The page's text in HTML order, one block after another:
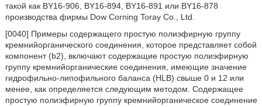
такой как BY16-906, BY16-894, BY16-891 или BY16-878
производства фирмы Dow Corning Toray Co., Ltd.
[0040] Примеры содержащего простую полиэфирную группу
кремнийорганического соединения, которое представляет собой
компонент (b2), включают содержащие простую полиэфирную
группу кремнийорганические соединения, имеющие значение
гидрофильно-липофильного баланса (HLB) свыше 0 и 12 или
менее, как определяется следующим методом. Содержащее
простую полиэфирную группу кремнийорганическое соединение